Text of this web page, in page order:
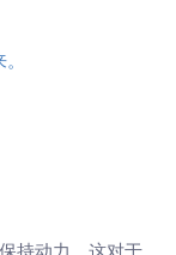
持动力，这对于